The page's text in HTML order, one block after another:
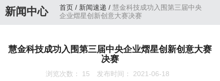
新闻中心 首页/ 新闻速递 /慧金科技成功入围第三届中央
企业熠星创新创意大赛决赛
慧金科技成功入围第三届中央企业熠星创新创意大赛
决赛
浏览次数： 15 发布时间： 2021-06-18